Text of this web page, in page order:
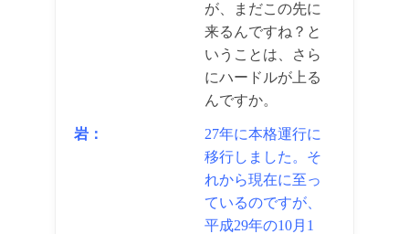
が、まだこの先に
来るんですね？と
いうことは、さら
にハードルが上る
んですか。
岩：
27年に本格運行に
移行しました。そ
れから現在に至っ
ているのですが、
平成29年の10月1